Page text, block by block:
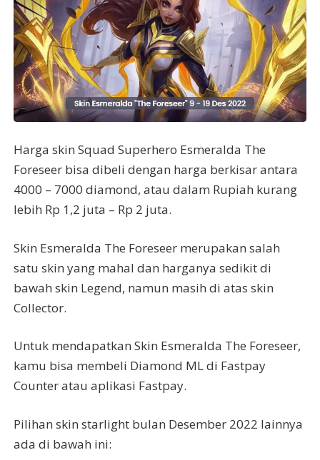
Harga skin Squad Superhero Esmeralda The
Foreseer bisa dibeli dengan harga berkisar antara
4000 – 7000 diamond, atau dalam Rupiah kurang
lebih Rp 1,2 juta – Rp 2 juta.
Skin Esmeralda The Foreseer merupakan salah
satu skin yang mahal dan harganya sedikit di
bawah skin Legend, namun masih di atas skin
Collector.
Untuk mendapatkan Skin Esmeralda The Foreseer,
kamu bisa membeli Diamond ML di Fastpay
Counter atau aplikasi Fastpay.
Pilihan skin starlight bulan Desember 2022 lainnya
ada di bawah ini: